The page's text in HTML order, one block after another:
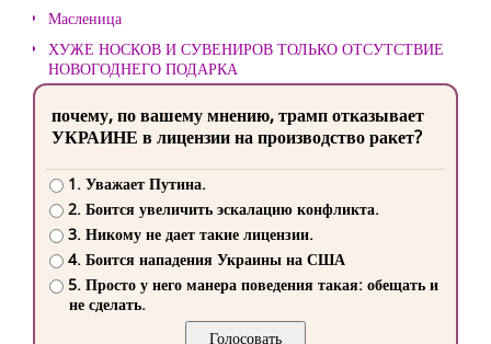
Масленица
ХУЖЕ НОСКОВ И СУВЕНИРОВ ТОЛЬКО ОТСУТСТВИЕ
НОВОГОДНЕГО ПОДАРКА
почему, по вашему мнению, трамп отказывает
УКРАИНЕ в лицензии на производство ракет?
1. Уважает Путина.
2. Боится увеличить эскалацию конфликта.
3. Никому не дает такие лицензии.
4. Боится нападения Украины на США
5. Просто у него манера поведения такая: обещать и
не сделать.